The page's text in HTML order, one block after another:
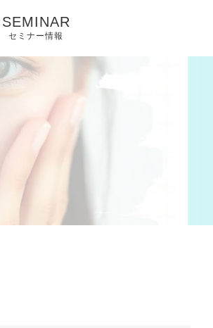
SEMINAR
セミナー情報